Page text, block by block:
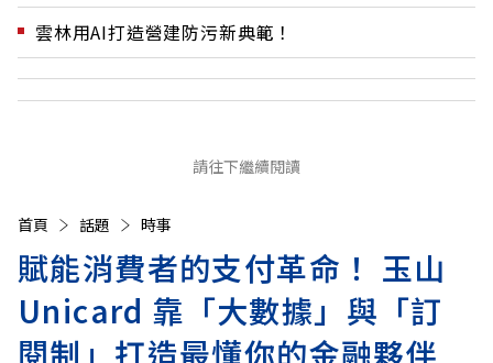
雲林用AI打造營建防污新典範！
請往下繼續閱讀
首頁 話題 時事
賦能消費者的支付革命！ 玉山
Unicard 靠「大數據」與「訂
閱制」打造最懂你的金融夥伴